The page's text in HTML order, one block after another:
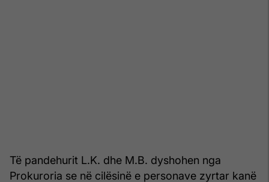
Të pandehurit L.K. dhe M.B. dyshohen nga
Prokuroria se në cilësinë e personave zyrtar kanë